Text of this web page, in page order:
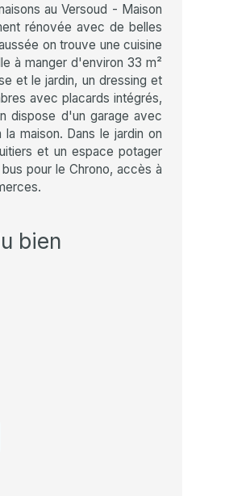
au Versoud - Maison
rénovée avec de belles
on trouve une cuisine
à manger d'environ 33 m²
et le jardin, un dressing et
avec placards intégrés,
dispose d'un garage avec
maison. Dans le jardin on
et un espace potager
pour le Chrono, accès à
bien